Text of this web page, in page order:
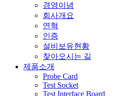
경영이념
회사개요
연혁
인증
설비보유현황
찾아오시는 길
제품소개
Probe Card
Test Socket
Test Interface Board